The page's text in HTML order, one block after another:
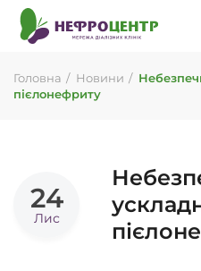
Головна Новини
пієлонефриту
24
Лис